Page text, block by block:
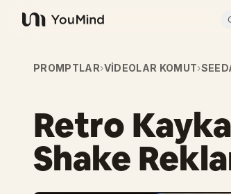
YouMind
PROMPTLAR›VIDEOLAR KOMUT›
Retro
Shake